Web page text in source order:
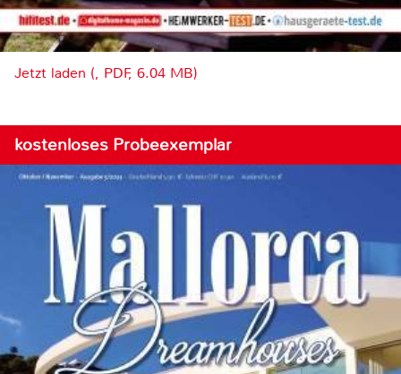
Jetzt laden (, PDF, 6.04 MB)
kostenloses Probeexemplar